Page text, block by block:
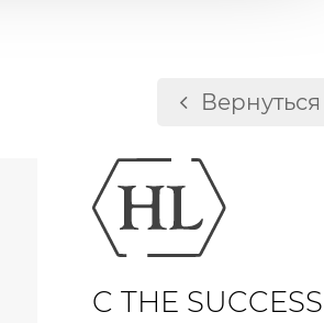
действием
антиоксидантом
активных веществ (в т.ч.
C THE